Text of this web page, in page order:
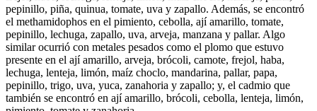
pepinillo, piña, quinua, tomate, uva y zapallo. Además, se encontró
el methamidophos en el pimiento, cebolla, ají amarillo, tomate,
pepinillo, lechuga, zapallo, uva, arveja, manzana y pallar. Algo
similar ocurrió con metales pesados como el plomo que estuvo
presente en el ají amarillo, arveja, brócoli, camote, frejol, haba,
lechuga, lenteja, limón, maíz choclo, mandarina, pallar, papa,
pepinillo, trigo, uva, yuca, zanahoria y zapallo; y, el cadmio que
también se encontró en ají amarillo, brócoli, cebolla, lenteja, limón,